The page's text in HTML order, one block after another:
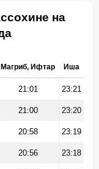
на
Магриб, Ифтар Иша
21:01 23:21
21:00 23:20
20:58 23:19
20:56 23:18